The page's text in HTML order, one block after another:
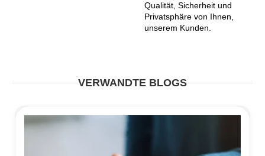
Qualität, Sicherheit und
Privatsphäre von Ihnen,
unserem Kunden.
VERWANDTE BLOGS